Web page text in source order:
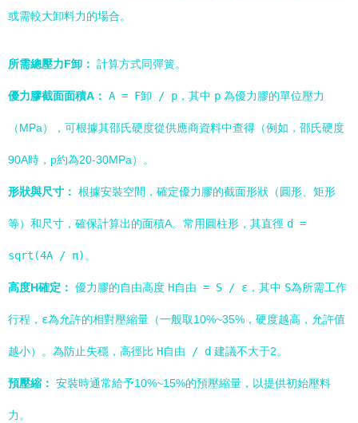
或需較大卸料力的場合。
所需總壓力F卸： 計算方式同彈簧。
優力膠截面面積A： A = F卸 / p ，其中 p 為優力膠的單位壓力
（MPa），可根據其邵氏硬度從供應商資料中查得（例如，邵氏硬度
90A時，p約為20-30MPa）。
形狀與尺寸： 根據安裝空間，確定優力膠的截面形狀（圓形、矩形
等）和尺寸，確保計算出的面積A。常用圓柱形，其直徑 d =
sqrt(4A / π) 。
高度H確定： 優力膠的自由高度 H自由 = S / ε ，其中 S為所需工作
行程， ε為允許的相對壓縮量（一般取10%~35%，硬度越高，允許值
越小）。為防止失穩，高徑比 H自由 / d 建議不大于2。
預壓縮： 安裝時通常給予10%~15%的預壓縮量，以提供初始壓料
力。